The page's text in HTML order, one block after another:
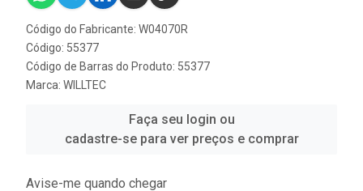
Código do Fabricante: W04070R
Código: 55377
Código de Barras do Produto: 55377
Marca: WILLTEC
Faça seu login ou
cadastre-se para ver preços e comprar
Avise-me quando chegar